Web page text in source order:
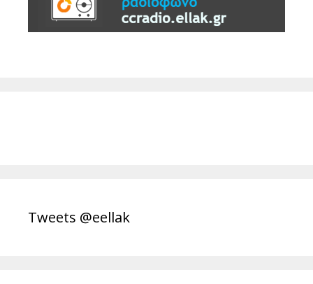
Tweets @eellak